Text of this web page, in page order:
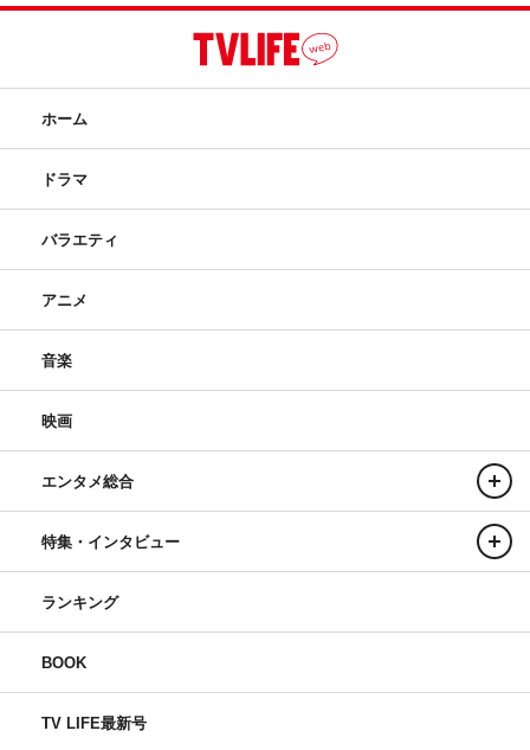
ホーム
ドラマ
バラエティ
アニメ
音楽
映画
エンタメ総合
特集・インタビュー
ランキング
BOOK
TV LIFE最新号